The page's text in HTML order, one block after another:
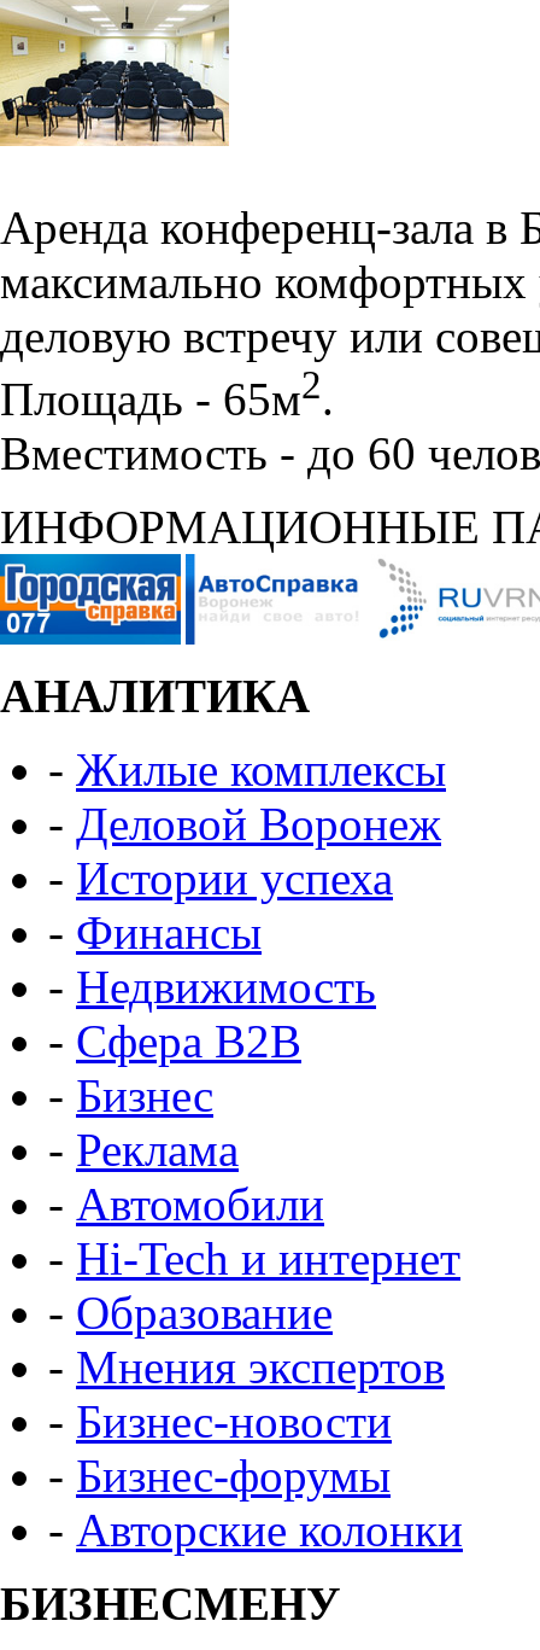
Аренда конференц-зала в
максимально комфортных
деловую встречу или
Площадь - 65м2.
Вместимость - до 60
ИНФОРМАЦИОННЫЕ
АНАЛИТИКА
- Жилые комплексы
- Деловой Воронеж
- Истории успеха
- Финансы
- Недвижимость
- Сфера B2B
- Бизнес
- Реклама
- Автомобили
- Hi-Tech и интернет
- Образование
- Мнения экспертов
- Бизнес-новости
- Бизнес-форумы
- Авторские колонки
БИЗНЕСМЕНУ